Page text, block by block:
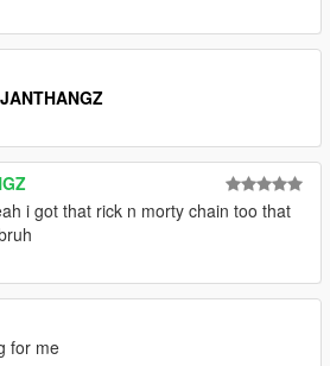
i got that rick n morty chain too that
for me